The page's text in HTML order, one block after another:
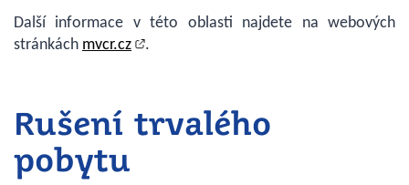
Další informace v této oblasti najdete na webových
stránkách mvcr.cz .
Rušení trvalého
pobytu